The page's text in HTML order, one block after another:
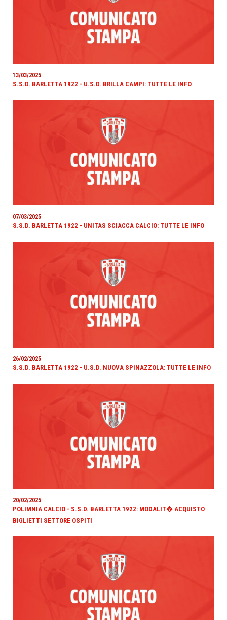
13/03/2025
S.S.D. BARLETTA 1922 - U.S.D. BRILLA CAMPI: TUTTE LE INFO
07/03/2025
S.S.D. BARLETTA 1922 - UNITAS SCIACCA CALCIO: TUTTE LE INFO
26/02/2025
S.S.D. BARLETTA 1922 - U.S.D. NUOVA SPINAZZOLA: TUTTE LE INFO
20/02/2025
POLIMNIA CALCIO - S.S.D. BARLETTA 1922: MODALIT� ACQUISTO
BIGLIETTI SETTORE OSPITI